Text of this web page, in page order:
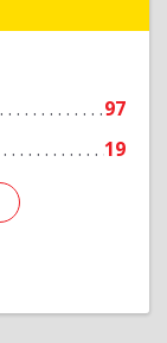
97
19